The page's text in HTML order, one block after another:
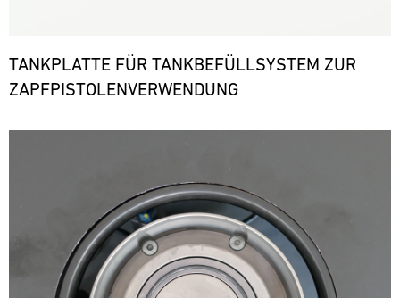
TANKPLATTE FÜR TANKBEFÜLLSYSTEM ZUR
ZAPFPISTOLENVERWENDUNG